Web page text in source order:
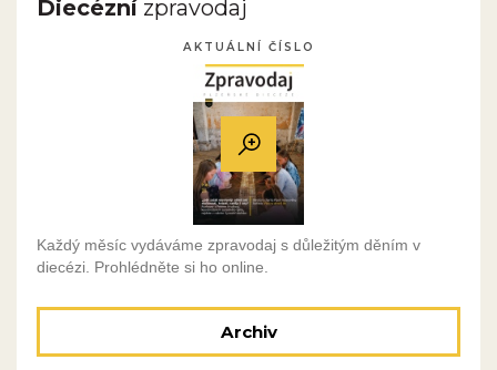
Diecéznízpravodaj
AKTUÁLNÍ ČÍSLO
Každý měsíc vydáváme zpravodaj s důležitým děním v
diecézi. Prohlédněte si ho online.
Archiv